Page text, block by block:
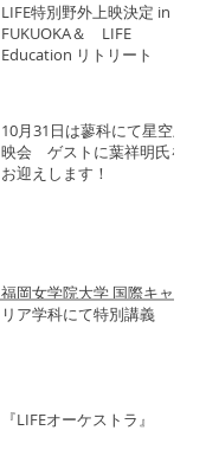
LIFE特別野外上映決定 in
FUKUOKA＆ LIFE
Education リトリート
10月31日は蓼科にて星空上
映会 ゲストに葉祥明氏を
お迎えします！
福岡女学院大学 国際キャ
リア学科にて特別講義
『LIFEオーケストラ』